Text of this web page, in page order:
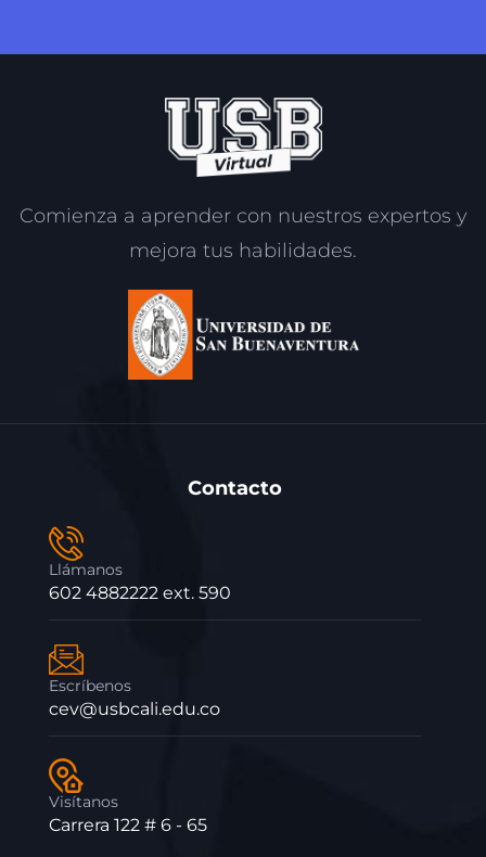
Comienza a aprender con nuestros expertos y
mejora tus habilidades.
Contacto
Llámanos
602 4882222 ext. 590
Escríbenos
cev@usbcali.edu.co
Visítanos
Carrera 122 # 6 - 65